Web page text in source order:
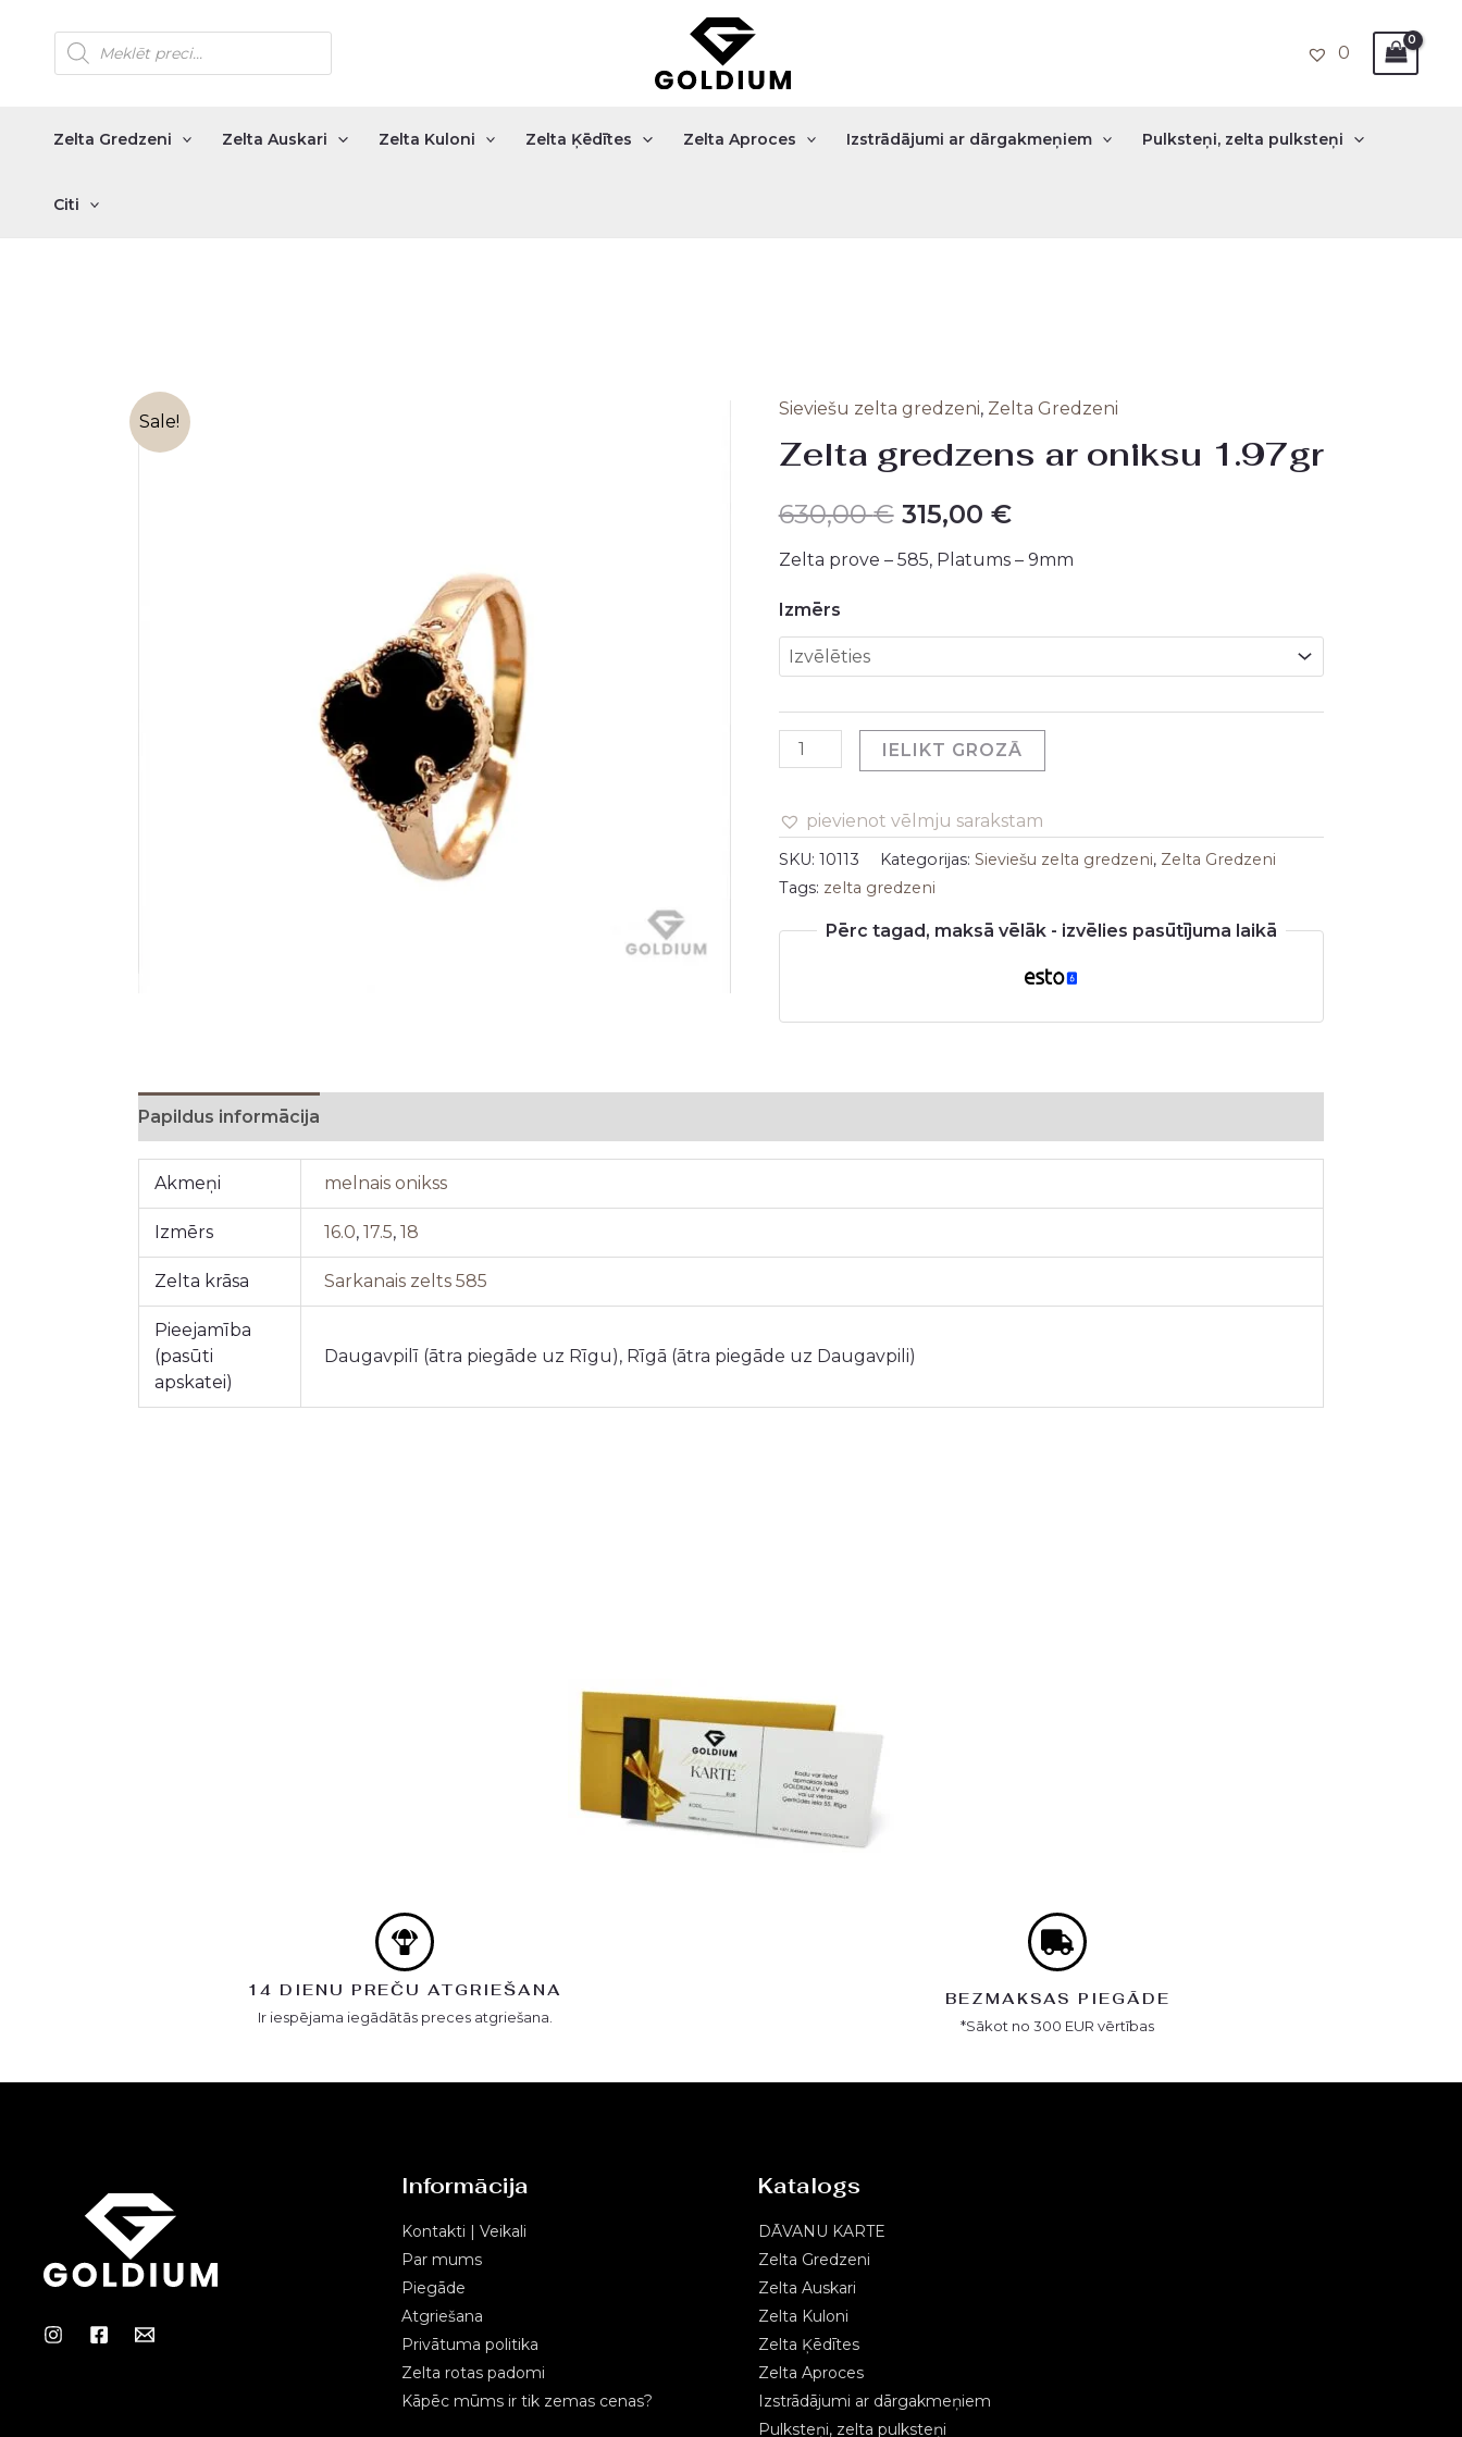
content
Products
search
0
Zelta Gredzeni Zelta Auskari Zelta Kuloni Zelta Ķēdītes Zelta Aproces Izstrādājumi ar dārgakmeņiem Pulksteņi, zelta pulksteņi
Citi
Sale!
Sieviešu zelta gredzeni, Zelta Gredzeni
Zelta gredzens ar oniksu 1.97gr
630,00€
Original
price
was:
630,00 €.
315,00 €
Current
price
is:
315,00 €.
Zelta prove – 585, Platums – 9mm
Izmērs
Zelta
gredzens
oniksu
daudzums
IELIKT GROZĀ
pievienot vēlmju sarakstam
SKU: 10113 Kategorijas: Sieviešu zelta gredzeni, Zelta Gredzeni
Tags: zelta gredzeni
Pērc tagad, maksā vēlāk - izvēlies pasūtījuma laikā
Papildus informācija
Akmeņi melnais onikss
Izmērs 16.0,17.5,18
Zelta krāsa Sarkanais zelts 585
Pieejamība
(pasūti
apskatei)
Daugavpilī (ātra piegāde uz Rīgu), Rīgā (ātra piegāde uz Daugavpili)
14 DIENU PREČU ATGRIEŠANA
Ir iespējama iegādātās preces atgriešana.
BEZMAKSAS PIEGĀDE
*Sākot no 300 EUR vērtības
Informācija
Kontakti | Veikali
Par mums
Piegāde
Atgriešana
Privātuma politika
Zelta rotas padomi
Kāpēc mūms ir tik zemas cenas?
Katalogs
DĀVANU KARTE
Zelta Gredzeni
Zelta Auskari
Zelta Kuloni
Zelta Ķēdītes
Zelta Aproces
Izstrādājumi ar dārgakmeņiem
Pulksteņi, zelta pulksteņi